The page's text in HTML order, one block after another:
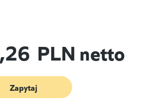
PLN netto
Zapytaj